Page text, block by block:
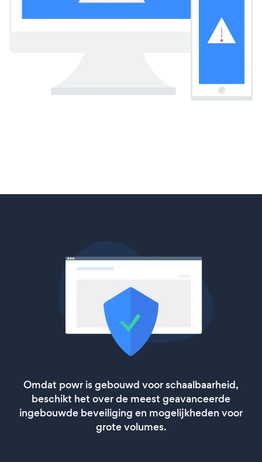
Omdat powr is gebouwd voor schaalbaarheid,
beschikt het over de meest geavanceerde
ingebouwde beveiliging en mogelijkheden voor
grote volumes.